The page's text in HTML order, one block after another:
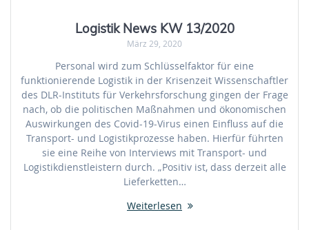
Logistik News KW 13/2020
März 29, 2020
Personal wird zum Schlüsselfaktor für eine
funktionierende Logistik in der Krisenzeit Wissenschaftler
des DLR-Instituts für Verkehrsforschung gingen der Frage
nach, ob die politischen Maßnahmen und ökonomischen
Auswirkungen des Covid-19-Virus einen Einfluss auf die
Transport- und Logistikprozesse haben. Hierfür führten
sie eine Reihe von Interviews mit Transport- und
Logistikdienstleistern durch. „Positiv ist, dass derzeit alle
Lieferketten…
Weiterlesen